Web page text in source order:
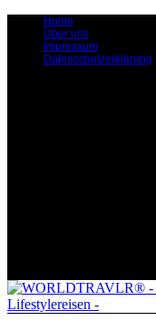
Home
Über uns
Impressum
Datenschutzerklärung